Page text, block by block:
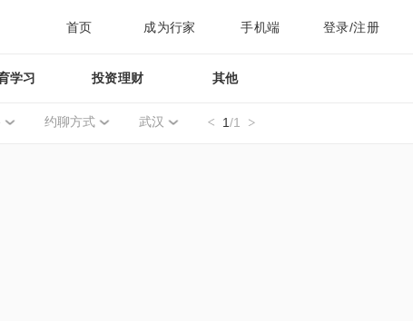
首页 成为行家 手机端 登录/注册
学习 投资理财 其他
约聊方式 武汉 1/1